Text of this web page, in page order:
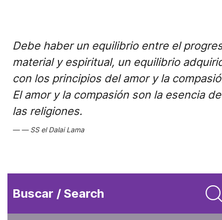
Debe haber un equilibrio entre el
material y espiritual, un equilibrio
con los principios del amor y la
El amor y la compasión son la esencia de
las religiones.
SS el Dalai Lama
Buscar / Search